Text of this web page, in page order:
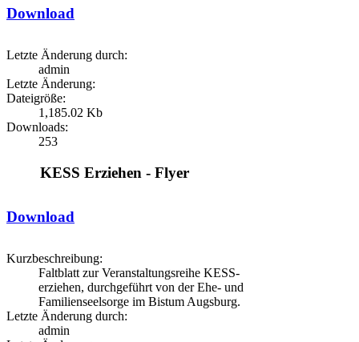
Download
Letzte Änderung durch:
admin
Letzte Änderung:
Dateigröße:
1,185.02 Kb
Downloads:
253
KESS Erziehen - Flyer
Download
Kurzbeschreibung:
Faltblatt zur Veranstaltungsreihe KESS-
erziehen, durchgeführt von der Ehe- und
Familienseelsorge im Bistum Augsburg.
Letzte Änderung durch:
admin